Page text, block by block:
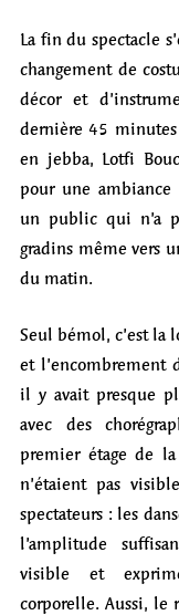
La fin du spectacle
changement de
décor et
dernière 45
en jebba, Lotfi
pour une ambiance
un public qui n’a
gradins même vers
du matin.
Seul bémol, c’est la
et l’encombrement
il y avait presque
avec des
premier étage de
n’étaient pas
spectateurs : les
l’amplitude
visible et
corporelle. Aussi, le